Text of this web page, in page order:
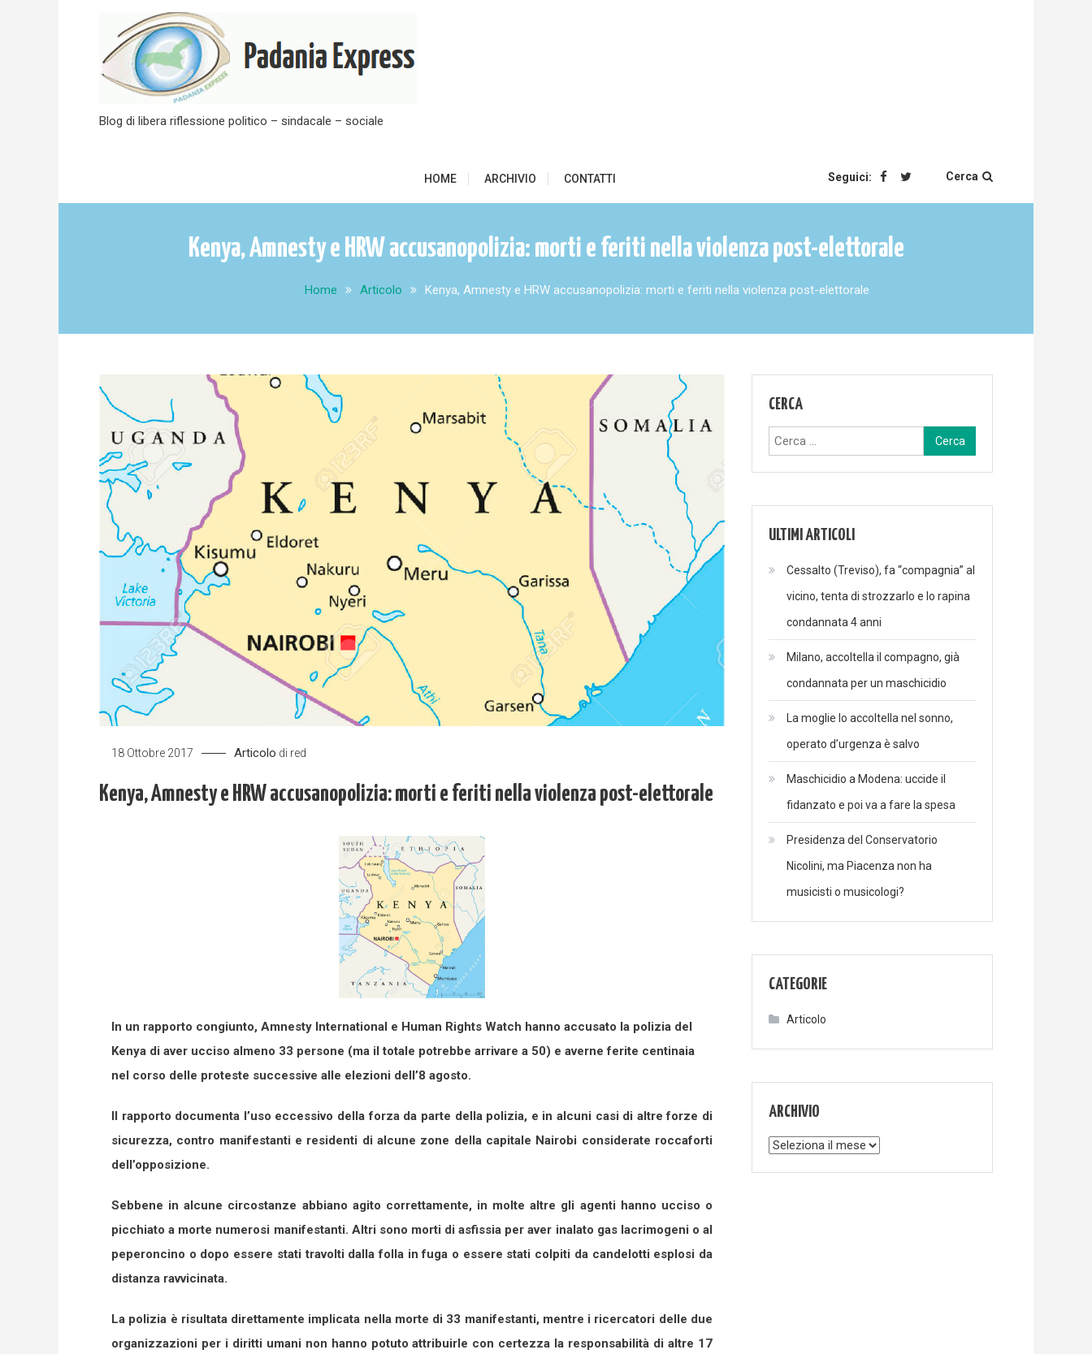
Blog di libera riflessione politico – sindacale – sociale
HOME ARCHIVIO CONTATTI Seguici: Cerca
Kenya, Amnesty e HRW accusanopolizia: morti e feriti nella violenza post-elettorale
Home Articolo Kenya, Amnesty e HRW accusanopolizia: morti e feriti nella violenza post-elettorale
18 Ottobre 2017 Articolo di red
Kenya, Amnesty e HRW accusanopolizia: morti e feriti nella violenza post-elettorale
In un rapporto congiunto, Amnesty International e Human Rights Watch hanno accusato la polizia del
Kenya di aver ucciso almeno 33 persone (ma il totale potrebbe arrivare a 50) e averne ferite centinaia
nel corso delle proteste successive alle elezioni dell’8 agosto.
Il rapporto documenta l’uso eccessivo della forza da parte della polizia, e in alcuni casi di altre forze di
sicurezza, contro manifestanti e residenti di alcune zone della capitale Nairobi considerate roccaforti
dell’opposizione.
Sebbene in alcune circostanze abbiano agito correttamente, in molte altre gli agenti hanno ucciso o
picchiato a morte numerosi manifestanti. Altri sono morti di asfissia per aver inalato gas lacrimogeni o al
peperoncino o dopo essere stati travolti dalla folla in fuga o essere stati colpiti da candelotti esplosi da
distanza ravvicinata.
La polizia è risultata direttamente implicata nella morte di 33 manifestanti, mentre i ricercatori delle due
organizzazioni per i diritti umani non hanno potuto attribuirle con certezza la responsabilità di altre 17
CERCA
Ricerca
per:
ULTIMI ARTICOLI
Cessalto (Treviso), fa “compagnia” al
vicino, tenta di strozzarlo e lo rapina
condannata 4 anni
Milano, accoltella il compagno, già
condannata per un maschicidio
La moglie lo accoltella nel sonno,
operato d’urgenza è salvo
Maschicidio a Modena: uccide il
fidanzato e poi va a fare la spesa
Presidenza del Conservatorio
Nicolini, ma Piacenza non ha
musicisti o musicologi?
CATEGORIE
Articolo
ARCHIVIO
Archivio